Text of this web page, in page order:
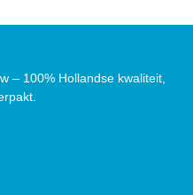
– 100% Hollandse kwaliteit,